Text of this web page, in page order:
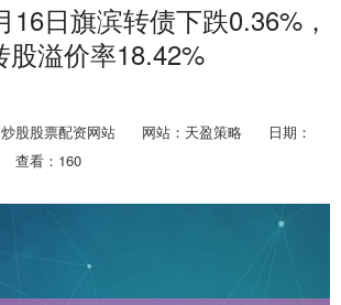
16日旗滨转债下跌0.36%，
股溢价率18.42%
股股票配资网站 网站：天盈策略
日期：
查看：160